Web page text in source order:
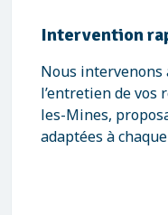
Intervention
Nous intervenons
l’entretien de vos
les-Mines,
adaptées à